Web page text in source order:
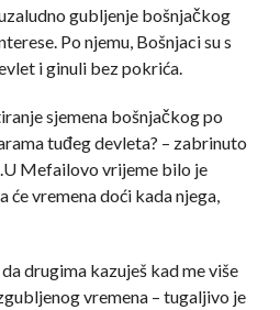
gubljenje bošnjačkog
Po njemu, Bošnjaci su s
i ginuli bez pokrića.
sjemena bošnjačkog po
tuđeg devleta? – zabrinuto
Mefailovo vrijeme bilo je
vremena doći kada njega,
drugima kazuješ kad me više
vremena – tugaljivo je